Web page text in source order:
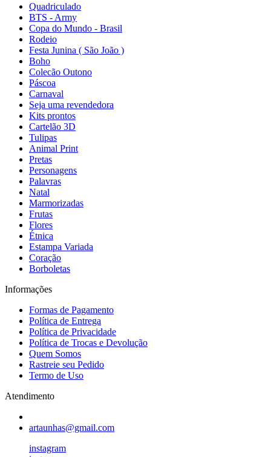
Quadriculado
BTS - Army
Copa do Mundo - Brasil
Rodeio
Festa Junina ( São João )
Boho
Colecão Outono
Páscoa
Carnaval
Seja uma revendedora
Kits prontos
Cartelão 3D
Tulipas
Animal Print
Pretas
Personagens
Palavras
Natal
Marmorizadas
Frutas
Flores
Étnica
Estampa Variada
Coração
Borboletas
Informações
Formas de Pagamento
Política de Entrega
Política de Privacidade
Política de Trocas e Devolução
Quem Somos
Rastreie seu Pedido
Termo de Uso
Atendimento
artaunhas@gmail.com
instagram